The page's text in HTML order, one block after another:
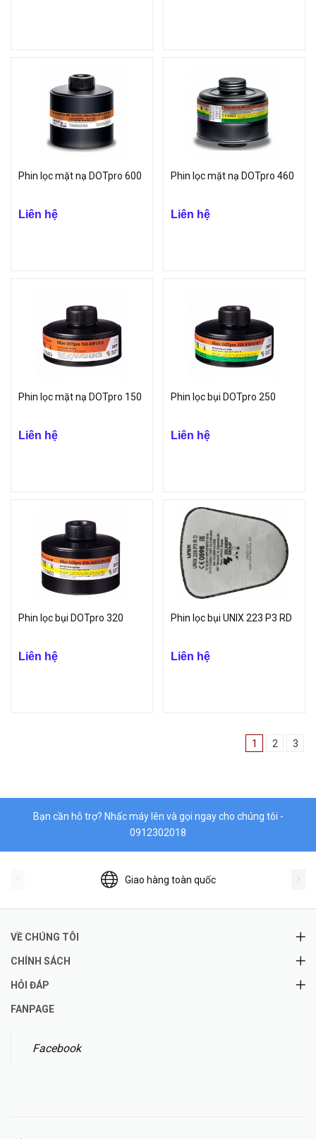
Phin lọc mặt nạ DOTpro 600
Liên hệ
Phin lọc mặt nạ DOTpro 460
Liên hệ
Phin lọc mặt nạ DOTpro 150
Liên hệ
Phin lọc bụi DOTpro 250
Liên hệ
Phin lọc bụi DOTpro 320
Liên hệ
Phin lọc bụi UNIX 223 P3 RD
Liên hệ
1 2 3
Bạn cần hỗ trợ? Nhấc máy lên và gọi ngay cho chúng tôi -
0912302018
Giao hàng toàn quốc
VỀ CHÚNG TÔI
CHÍNH SÁCH
HỎI ĐÁP
FANPAGE
Facebook